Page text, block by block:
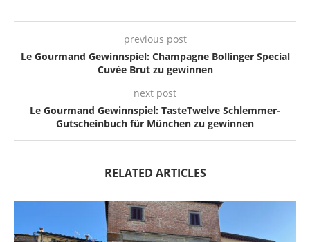
previous post
Le Gourmand Gewinnspiel: Champagne Bollinger Special
Cuvée Brut zu gewinnen
next post
Le Gourmand Gewinnspiel: TasteTwelve Schlemmer-
Gutscheinbuch für München zu gewinnen
RELATED ARTICLES